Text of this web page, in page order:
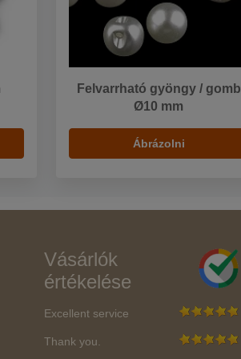
Felvarrható gyöngy / gomb
Ø10 mm
Ábrázolni
Vásárlók
értékelése
Excellent service
Thank you.